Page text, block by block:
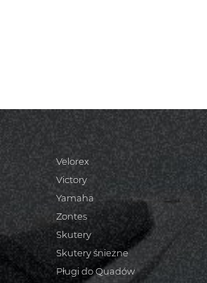
Velorex
Victory
Yamaha
Zontes
Skutery
Skutery śnieżne
Pługi do Quadów